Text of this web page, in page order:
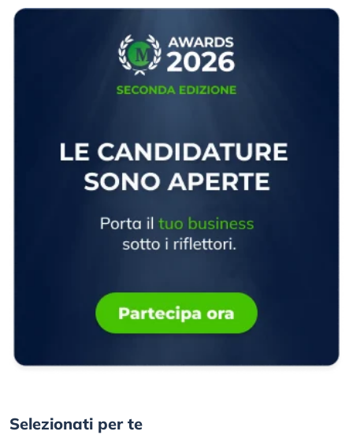
Selezionati per te